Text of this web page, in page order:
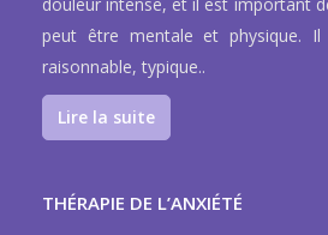
peut être mentale et physique. Il
raisonnable, typique..
Lire la suite
THÉRAPIE DE L’ANXIÉTÉ